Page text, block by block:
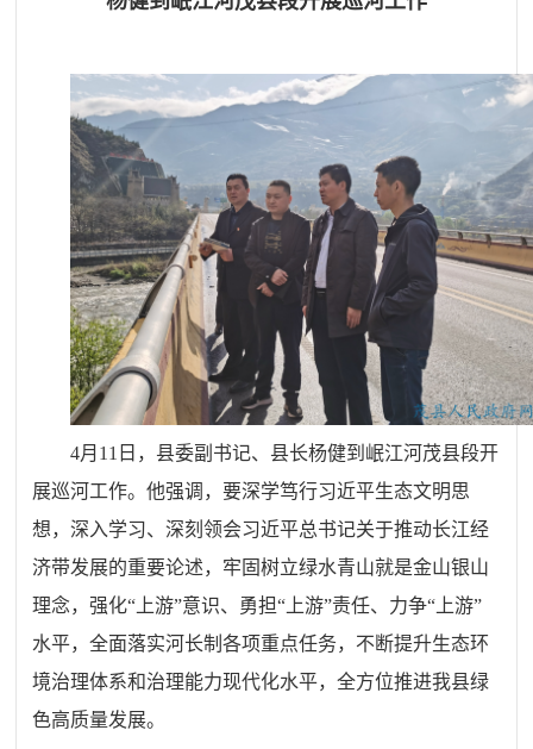
4月11日，县委副书记、县长杨健到岷江河茂县段开
展巡河工作。他强调，要深学笃行习近平生态文明思
想，深入学习、深刻领会习近平总书记关于推动长江经
济带发展的重要论述，牢固树立绿水青山就是金山银山
理念，强化“上游”意识、勇担“上游”责任、力争“上游”
水平，全面落实河长制各项重点任务，不断提升生态环
境治理体系和治理能力现代化水平，全方位推进我县绿
色高质量发展。